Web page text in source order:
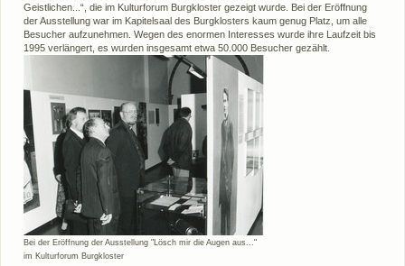
Geistlichen...“, die im Kulturforum Burgkloster gezeigt wurde. Bei der Eröffnung
der Ausstellung war im Kapitelsaal des Burgklosters kaum genug Platz, um alle
Besucher aufzunehmen. Wegen des enormen Interesses wurde ihre Laufzeit bis
1995 verlängert, es wurden insgesamt etwa 50.000 Besucher gezählt.
Bei der Eröffnung der Ausstellung "Lösch mir die Augen aus..."
im Kulturforum Burgkloster